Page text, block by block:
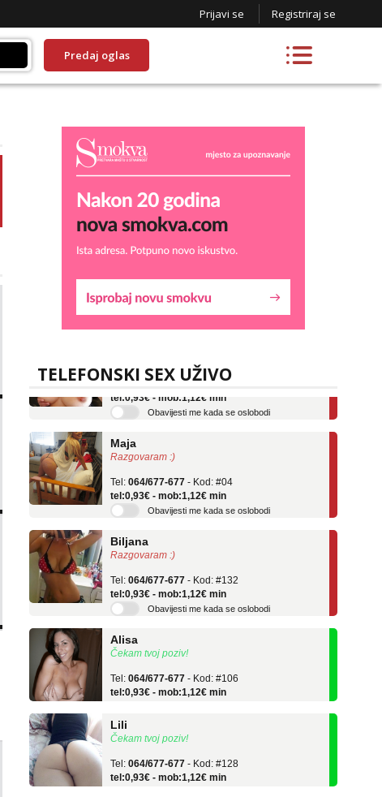
Prijavi se Registriraj se
Predaj oglas
TELEFONSKI SEX UŽIVO
Liliana
Tel: 064/677-677 - Kod: #69
tel:0,93€ - mob:1,12€ min
Obavijesti me kada se oslobodi
Razgovaram :)
064/677-677
tel:0,93€ - mob:1,12€ min
Obavijesti me kada se oslobodi
Razgovaram :)
064/677-677
tel:0,93€ - mob:1,12€ min
Obavijesti me kada se oslobodi
Čekam tvoj poziv!
064/677-677
tel:0,93€ - mob:1,12€ min
Čekam tvoj poziv!
064/677-677
tel:0,93€ - mob:1,12€ min